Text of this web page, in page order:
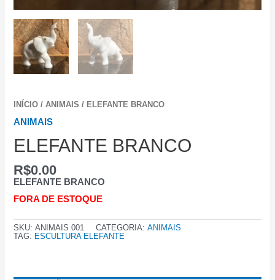
INÍCIO /ANIMAIS / ELEFANTE BRANCO
ANIMAIS
ELEFANTE BRANCO
R$0.00
ELEFANTE BRANCO
FORA DE ESTOQUE
SKU:ANIMAIS 001 CATEGORIA:ANIMAIS
TAG: ESCULTURA ELEFANTE